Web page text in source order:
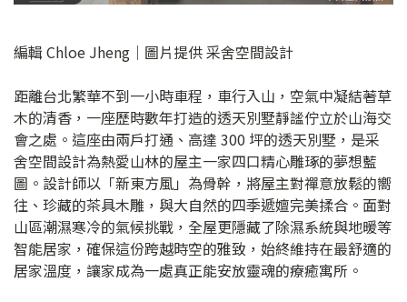
編輯 Chloe Jheng｜圖片提供 采舍空間設計
距離台北繁華不到一小時車程，車行入山，空氣中凝結著草
木的清香，一座歷時數年打造的透天別墅靜謐佇立於山海交
會之處。這座由兩戶打通、高達 300 坪的透天別墅，是采
舍空間設計為熱愛山林的屋主一家四口精心雕琢的夢想藍
圖。設計師以「新東方風」為骨幹，將屋主對禪意放鬆的嚮
往、珍藏的茶具木雕，與大自然的四季遞嬗完美揉合。面對
山區潮濕寒冷的氣候挑戰，全屋更隱藏了除濕系統與地暖等
智能居家，確保這份跨越時空的雅致，始終維持在最舒適的
居家溫度，讓家成為一處真正能安放靈魂的療癒寓所。